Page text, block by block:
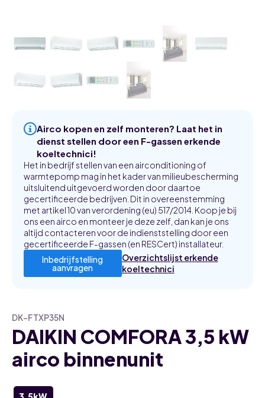
Airco kopen en zelf monteren? Laat het in
dienst stellen door een F-gassen erkende
koeltechnici!
Het in bedrijf stellen van een airconditioning of
warmtepomp mag in het kader van milieubescherming
uitsluitend uitgevoerd worden door daartoe
gecertificeerde bedrijven. Dit in overeenstemming
met artikel 10 van verordening (eu) 517/2014. Koop je bij
ons een airco en monteer je deze zelf, dan kan je ons
altijd contacteren voor de indienststelling door een
gecertificeerde F-gassen (en RESCert) installateur.
Inbedrijfstelling
aanvragen
Overzichtslijst erkende
koeltechnici
DK-FTXP35N
DAIKIN COMFORA 3,5 kW
airco binnenunit